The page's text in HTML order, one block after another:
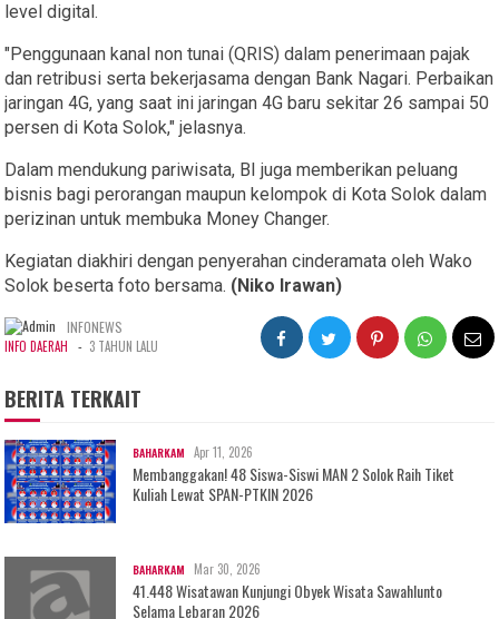
level digital.
"Penggunaan kanal non tunai (QRIS) dalam penerimaan pajak
dan retribusi serta bekerjasama dengan Bank Nagari. Perbaikan
jaringan 4G, yang saat ini jaringan 4G baru sekitar 26 sampai 50
persen di Kota Solok," jelasnya.
Dalam mendukung pariwisata, BI juga memberikan peluang
bisnis bagi perorangan maupun kelompok di Kota Solok dalam
perizinan untuk membuka Money Changer.
Kegiatan diakhiri dengan penyerahan cinderamata oleh Wako
Solok beserta foto bersama. (Niko Irawan)
INFONEWS
INFO DAERAH - 3 TAHUN LALU
BERITA TERKAIT
BAHARKAM Apr 11, 2026
Membanggakan! 48 Siswa-Siswi MAN 2 Solok Raih Tiket
Kuliah Lewat SPAN-PTKIN 2026
BAHARKAM Mar 30, 2026
41.448 Wisatawan Kunjungi Obyek Wisata Sawahlunto
Selama Lebaran 2026